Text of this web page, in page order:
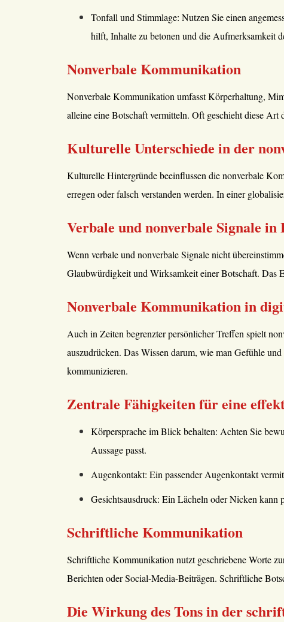
Tonfall und Stimmlage: Nutzen Sie einen
hilft, Inhalte zu betonen und die Aufmerksamkeit
Nonverbale Kommunikation
Nonverbale Kommunikation umfasst Körperhaltung,
alleine eine Botschaft vermitteln. Oft geschieht diese
Kulturelle Unterschiede in der
Kulturelle Hintergründe beeinflussen die nonverbale
erregen oder falsch verstanden werden. In einer
Verbale und nonverbale Signale
Wenn verbale und nonverbale Signale nicht
Glaubwürdigkeit und Wirksamkeit einer Botschaft. Das
Nonverbale Kommunikation in
Auch in Zeiten begrenzter persönlicher Treffen spielt
auszudrücken. Das Wissen darum, wie man Gefühle
kommunizieren.
Zentrale Fähigkeiten für eine
Körpersprache im Blick behalten: Achten Sie
Aussage passt.
Augenkontakt: Ein passender Augenkontakt
Gesichtsausdruck: Ein Lächeln oder Nicken kann
Schriftliche Kommunikation
Schriftliche Kommunikation nutzt geschriebene Worte
Berichten oder Social-Media-Beiträgen. Schriftliche
Die Wirkung des Tons in der